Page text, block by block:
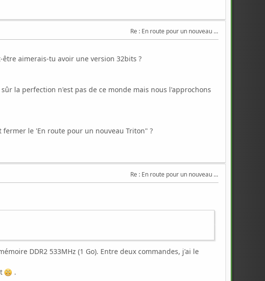
Re : En route pour un nouveau Triton .
aimerais-tu avoir une version 32bits ?
la perfection n'est pas de ce monde mais nous l'approchons
le 'En route pour un nouveau Triton" ?
Re : En route pour un nouveau Triton .
DDR2 533MHz (1 Go). Entre deux commandes, j'ai le
.